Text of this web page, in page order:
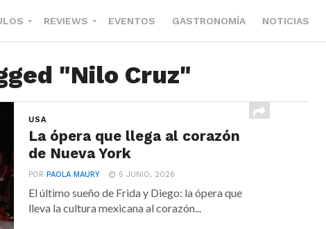
REVIEWS EVENTOS GASTRONOMÍA NOTICIAS
"Nilo Cruz"
USA
La ópera que llega al corazón
de Nueva York
PORPAOLA MAURY 5 JUNIO, 2026
El último sueño de Frida y Diego: la ópera que
lleva la cultura mexicana al corazón...